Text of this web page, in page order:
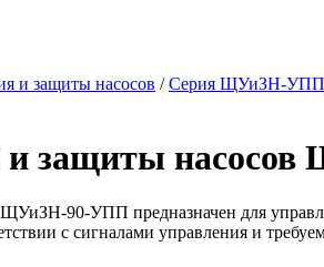
и защиты насосов /Серия ЩУиЗН-УПП
и защиты
90-УПП предназначен для
с сигналами управления и